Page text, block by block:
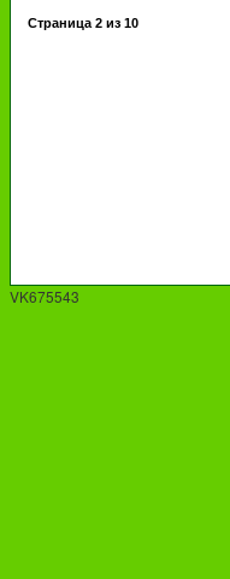
Страница 2 из 10
VK675543